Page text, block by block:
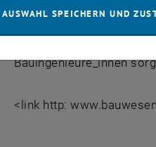
Die Fakultät für
Bauingenieure_innen
<link http:
AUSWAHL SPEICHERN UND